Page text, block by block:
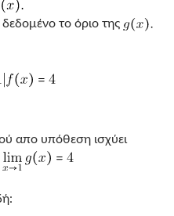
δεδομένο το όριο της
απο υπόθεση ισχύει